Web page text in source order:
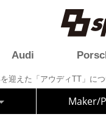
Audi
Maker/